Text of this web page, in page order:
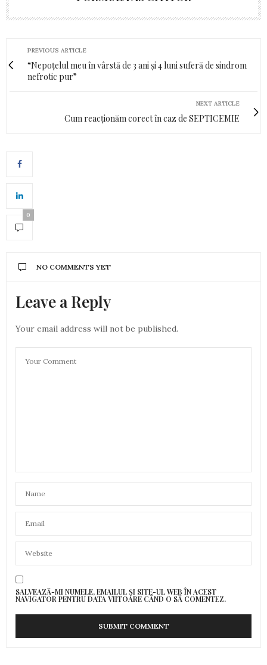
PREVIOUS ARTICLE
“Nepoțelul meu în vârstă de 3 ani și 4 luni suferă de sindrom
nefrotic pur”
NEXT ARTICLE
Cum reacționăm corect în caz de SEPTICEMIE
0
NO COMMENTS YET
Leave a Reply
Your email address will not be published.
SALVEAZĂ-MI NUMELE, EMAILUL ȘI SITE-UL WEB ÎN ACEST
NAVIGATOR PENTRU DATA VIITOARE CÂND O SĂ COMENTEZ.